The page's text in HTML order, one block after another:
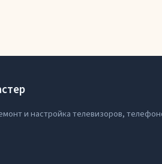
и настройка телевизоров,